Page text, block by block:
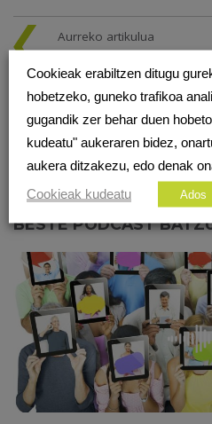
Aurreko artikulua
SAREAN 172.
DIGITALAREN
PELOTON
BESTE PODCAST
Cookieak erabiltzen ditugu
hobetzeko, guneko trafikoa
gugandik zer behar duen
kudeatu" aukeraren bidez,
aukera ditzakezu, edo denak
Cookieak kudeatu
Ados